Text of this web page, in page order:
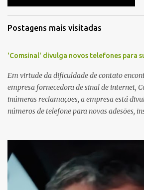
Postagens mais visitadas
'Comsinal' divulga novos telefones para
Em virtude da dificuldade de contato
empresa fornecedora de sinal de internet,
inúmeras reclamações, a empresa está
números de telefone para novas adesões,